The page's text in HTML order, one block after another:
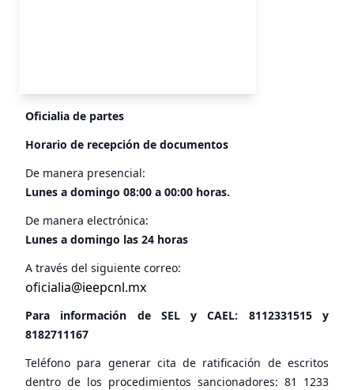
Oficialia de partes
Horario de recepción de documentos
De manera presencial:
Lunes a domingo 08:00 a 00:00 horas.
De manera electrónica:
Lunes a domingo las 24 horas
A través del siguiente correo:
oficialia@ieepcnl.mx
Para información de SEL y CAEL: 8112331515y
8182711167
Teléfono para generar cita de ratificación de escritos
dentro de los procedimientos sancionadores: 81 1233